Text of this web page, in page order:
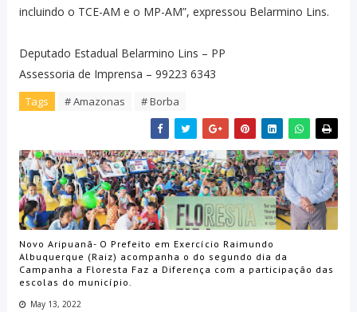
incluindo o TCE-AM e o MP-AM”, expressou Belarmino Lins.
Deputado Estadual Belarmino Lins – PP
Assessoria de Imprensa – 99223 6343
Tags # Amazonas # Borba
Novo Aripuanã- O Prefeito em Exercício Raimundo
Albuquerque (Raiz) acompanha o do segundo dia da
Campanha a Floresta Faz a Diferença com a participação das
escolas do município.
May 13, 2022